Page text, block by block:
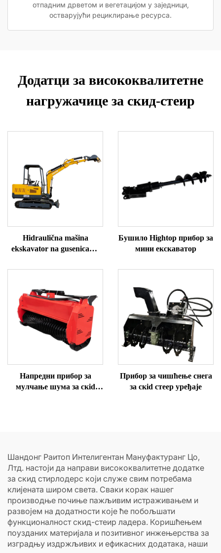
отпадним дрветом и вегетацијом у заједници,
остварујући рециклирање ресурса.
Додатци за висококвалитетне
нагружачице за скид-стеир
Hidraulična mašina
ekskavator na gusenicama
prodaju
Бушило Hightop прибор за
мини екскаватор
Напредни прибор за
мулчање шума за скid
Прибор за чишћење снега
за скid стеер уређаје
Шандонг Раитоп Интелигентан Мануфактуранг Цо,
Лтд. настоји да направи висококвалитетне додатке
за скид стирлодерс који служе свим потребама
клијената широм света. Сваки корак нашег
производње почиње пажљивим истраживањем и
развојем на додатности које ће побољшати
функционалност скид-стеир ладера. Коришћењем
поузданих материјала и позитивног инжењерства за
изградњу издржљивих и ефикасних додатака, наши